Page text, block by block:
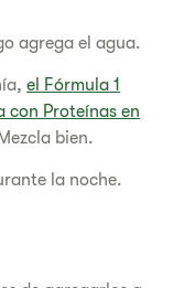
agrega el agua.
el Fórmula 1
con Proteínas en
bien.
la noche.